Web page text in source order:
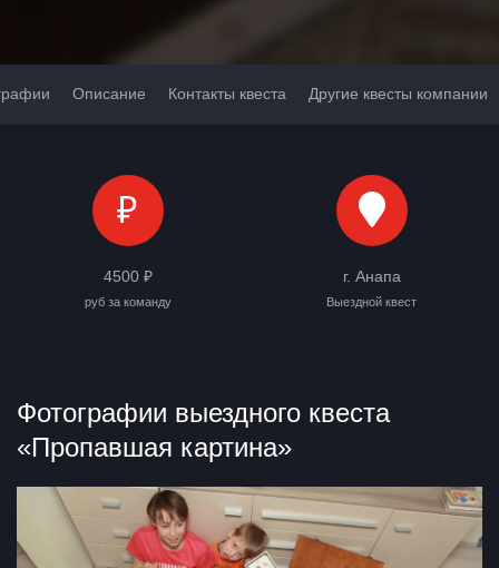
Описание Контакты квеста Другие квесты компании
₽
4500 ₽
руб за команду
г. Анапа
Выездной квест
Фотографии выездного квеста
«Пропавшая картина»